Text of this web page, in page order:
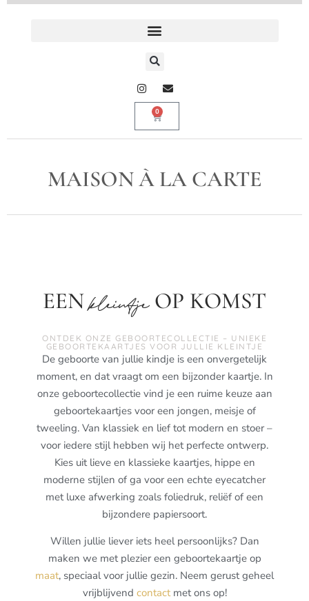
0
MAISON À LA CARTE
EENkleintjeOP KOMST
ONTDEK ONZE GEBOORTECOLLECTIE – UNIEKE
GEBOORTEKAARTJES VOOR JULLIE KLEINTJE
De geboorte van jullie kindje is een onvergetelijk
moment, en dat vraagt om een bijzonder kaartje. In
onze geboortecollectie vind je een ruime keuze aan
geboortekaartjes voor een jongen, meisje of
tweeling. Van klassiek en lief tot modern en stoer –
voor iedere stijl hebben wij het perfecte ontwerp.
Kies uit lieve en klassieke kaartjes, hippe en
moderne stijlen of ga voor een echte eyecatcher
met luxe afwerking zoals foliedruk, reliëf of een
bijzondere papiersoort.
Willen jullie liever iets heel persoonlijks? Dan
maken we met plezier een geboortekaartje op
maat, speciaal voor jullie gezin. Neem gerust geheel
vrijblijvend contactmet ons op!